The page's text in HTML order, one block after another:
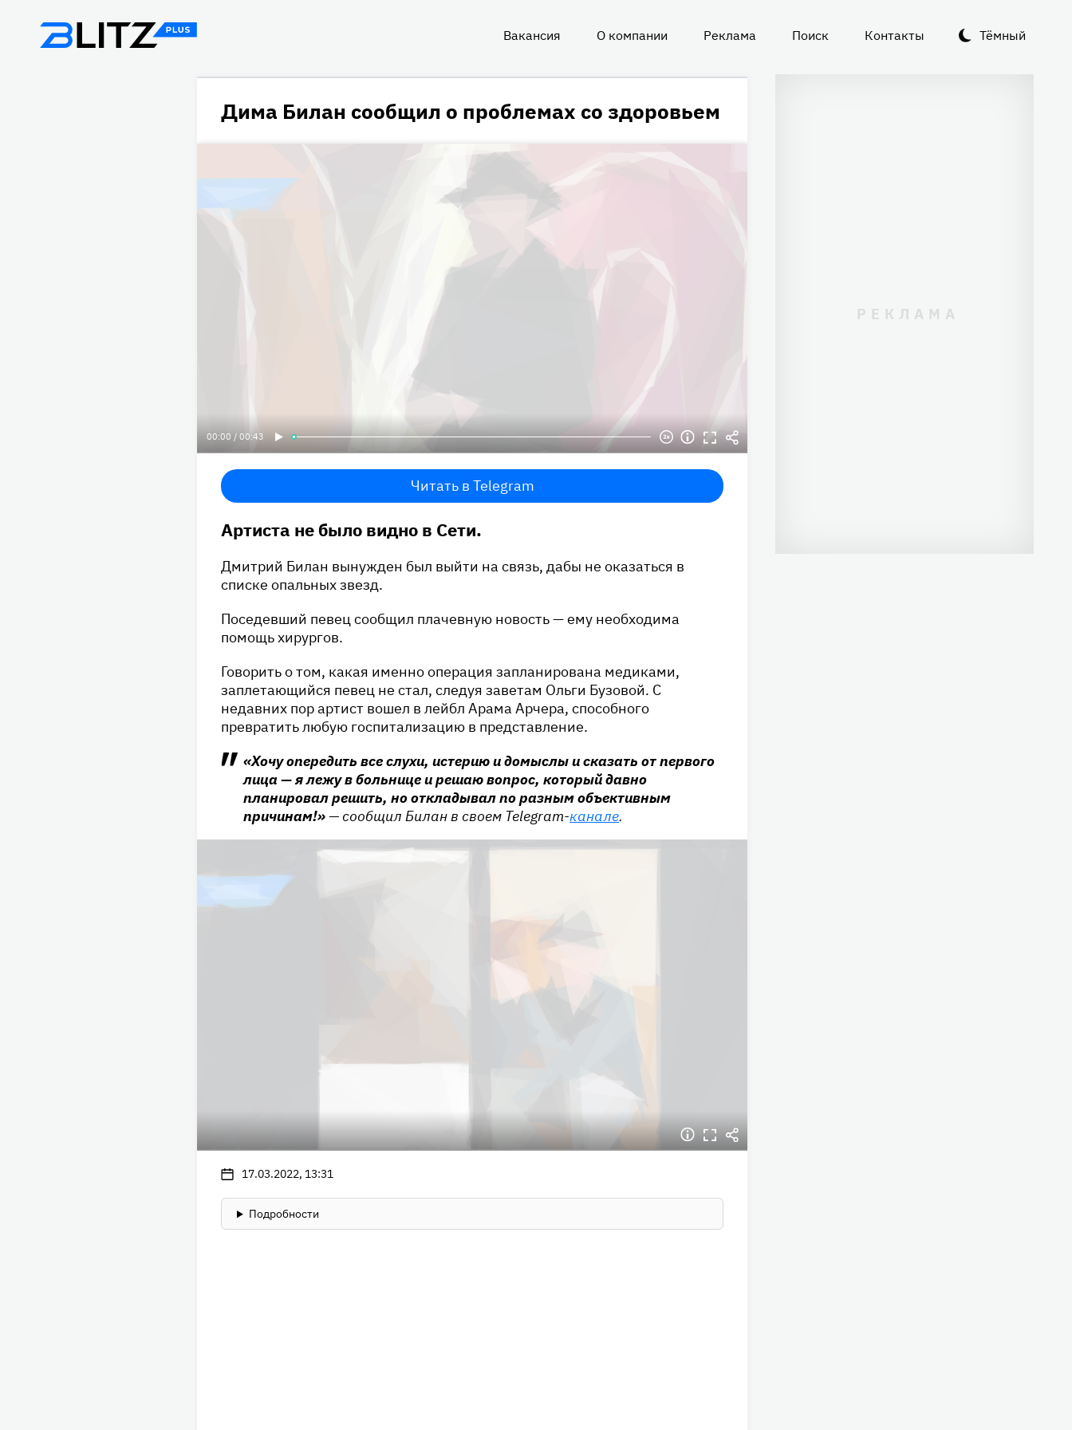
Тёмный
Вакансия О компании Реклама Поиск Контакты
Дима Билан сообщил о проблемах со здоровьем
00:00 / 00:43
Читать в Telegram
Артиста не было видно в Сети.
Дмитрий Билан вынужден был выйти на связь, дабы не оказаться в
списке опальных звезд.
Поседевший певец сообщил плачевную новость — ему необходима
помощь хирургов.
Говорить о том, какая именно операция запланирована медиками,
заплетающийся певец не стал, следуя заветам Ольги Бузовой. С
недавних пор артист вошел в лейбл Арама Арчера, способного
превратить любую госпитализацию в представление.
«Хочу опередить все слухи, истерию и домыслы и сказать от первого
лица — я лежу в больнице и решаю вопрос, который давно
планировал решить, но откладывал по разным объективным
причинам!»— сообщил Билан в своем Telegram-канале.
17.03.2022, 13:31
Подробности